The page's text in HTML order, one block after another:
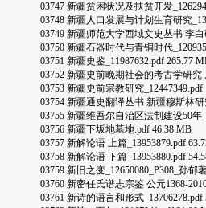
03747 新疆贫困状况及扶贫开发
03748 新疆人口发展与计划生育研究
03749 新疆师范大学西域文史丛书 李白
03750 新疆石器时代与青铜时代
03751 新疆史鉴_11987632.pdf 265.77
03752 新疆史前晚期社会的考古学研究
03753 新疆史前宗教研究_12447349.pdf
03754 新疆通史翻译丛书 新疆穆斯林研
03755 新疆维吾尔自治区法制建设50年
03756 新疆下坂地墓地.pdf 46.38 MB
03757 新解论语 上篇_13953879.pdf
03758 新解论语 下篇_13953880.pdf
03759 新旧之变_12650080_P308_孙郁
03760 新密任氏谱志宗鉴 公元1368-
03761 新诗的语言和形式_13706278.pdf